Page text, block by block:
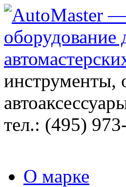
инструменты,
тел.: (495)
О марке